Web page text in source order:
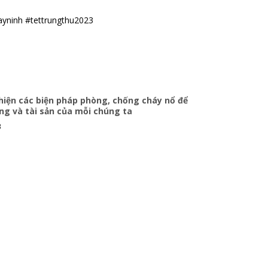
#tettrungthu2023
các biện pháp phòng, chống cháy nổ để
và tài sản của mỗi chúng ta